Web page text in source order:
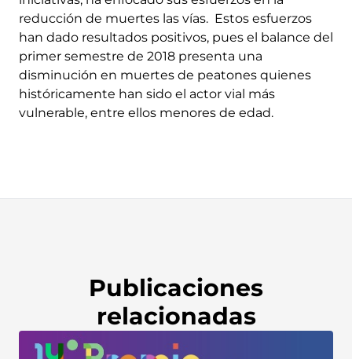
reducción de muertes las vías. Estos esfuerzos
han dado resultados positivos, pues el balance del
primer semestre de 2018 presenta una
disminución en muertes de peatones quienes
históricamente han sido el actor vial más
vulnerable, entre ellos menores de edad.
Publicaciones
relacionadas